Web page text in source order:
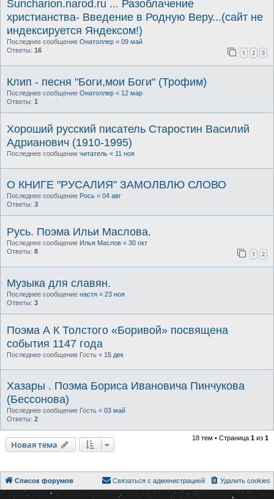
Suncharion.narod.ru ... Разоблачение
хриcтианства- Введение в Родную Веру...(сайт не
индексируется Яндексом!)
Последнее сообщение Онатоллер « 09 май
Ответы: 16 1 2 3
Клип - песня "Боги,мои Боги" (Трофим)
Последнее сообщение Онатоллер « 12 мар
Ответы: 1
Хороший русский писатель Старостин Василий
Адрианович (1910-1995)
Последнее сообщение читатель « 11 ноя
О КНИГЕ "РУСАЛИЯ" ЗАМОЛВЛЮ СЛОВО
Последнее сообщение Рось « 04 авг
Ответы: 3
Русь. Поэма Ильи Маслова.
Последнее сообщение Илья Маслов « 30 окт
Ответы: 8 1 2
Музыка для славян.
Последнее сообщение настя « 23 ноя
Ответы: 3
Поэма А К Толстого «Боривой» посвящена
события 1147 года
Последнее сообщение Гость « 15 дек
Хазары . Поэма Бориса Ивановича Пинчукова
(Бессонова)
Последнее сообщение Гость « 03 май
Ответы: 2
Новая тема
18 тем • Страница 1 из 1
Список форумов Удалить cookies
Связаться с администрацией